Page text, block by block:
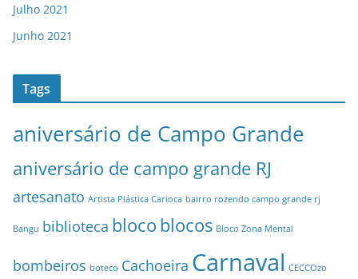
Julho 2021
Junho 2021
Tags
aniversário de Campo Grande
aniversário de campo grande RJ
artesanato Artista Plástica Carioca bairro rozendo campo grande rj
Bangu biblioteca blocoblocos Bloco Zona Mental
bombeiros boteco Cachoeira Carnaval CECCOzo